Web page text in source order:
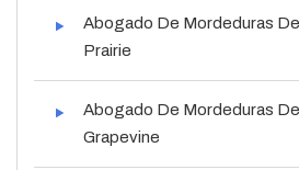
Abogado De Mordeduras
Prairie
Abogado De Mordeduras
Grapevine